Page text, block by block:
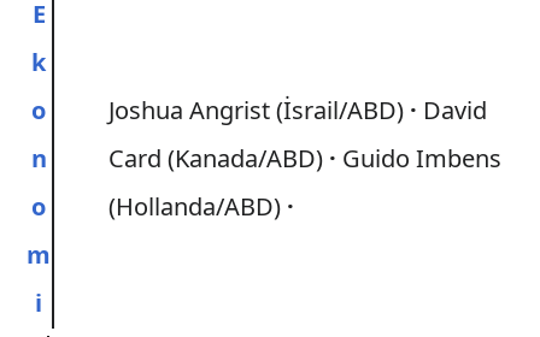
E
k
o
n
o
m
i
Joshua Angrist (İsrail/ABD)
David
Card (Kanada/ABD)
Guido Imbens
(Hollanda/ABD)